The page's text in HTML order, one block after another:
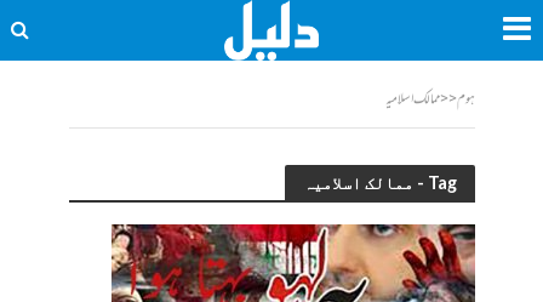
ہوم<<ممالک اسلامیہ
Tag - ممالک اسلامیہ